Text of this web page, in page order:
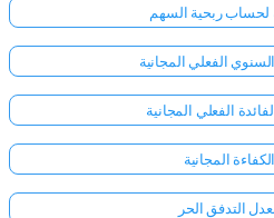
لحساب ربحية السهم
الفعلي المجانية
الفعلي المجانية
المجانية
التدفق الحر